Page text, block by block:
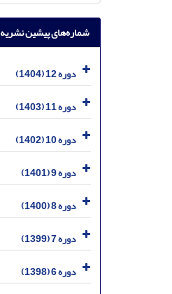
شماره‌های پیشین نشریه
دوره 12 (1404)
دوره 11 (1403)
دوره 10 (1402)
دوره 9 (1401)
دوره 8 (1400)
دوره 7 (1399)
دوره 6 (1398)